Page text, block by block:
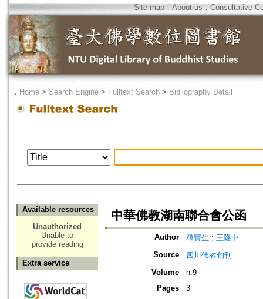
Site map．About us ． Consultative
． Home > Search Engine > Fulltext Search > Bibliography Detail
Available resources
Unauthorized
Unable to
provide reading
Extra service
中華佛教湖南聯合會公函
Author 釋寶生 ; 王隆中
Source
四川佛教旬刊
Volume
n.9
Pages
3